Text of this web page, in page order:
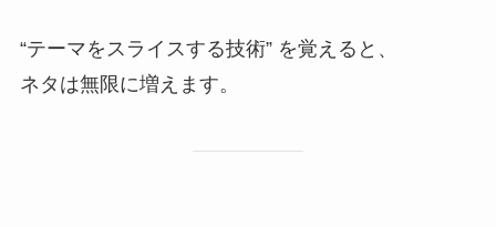
“テーマをスライスする技術” を覚えると、
ネタは無限に増えます。